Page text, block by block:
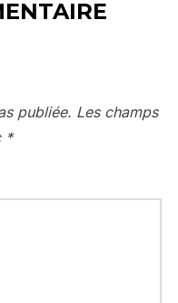
publiée. Les champs
*